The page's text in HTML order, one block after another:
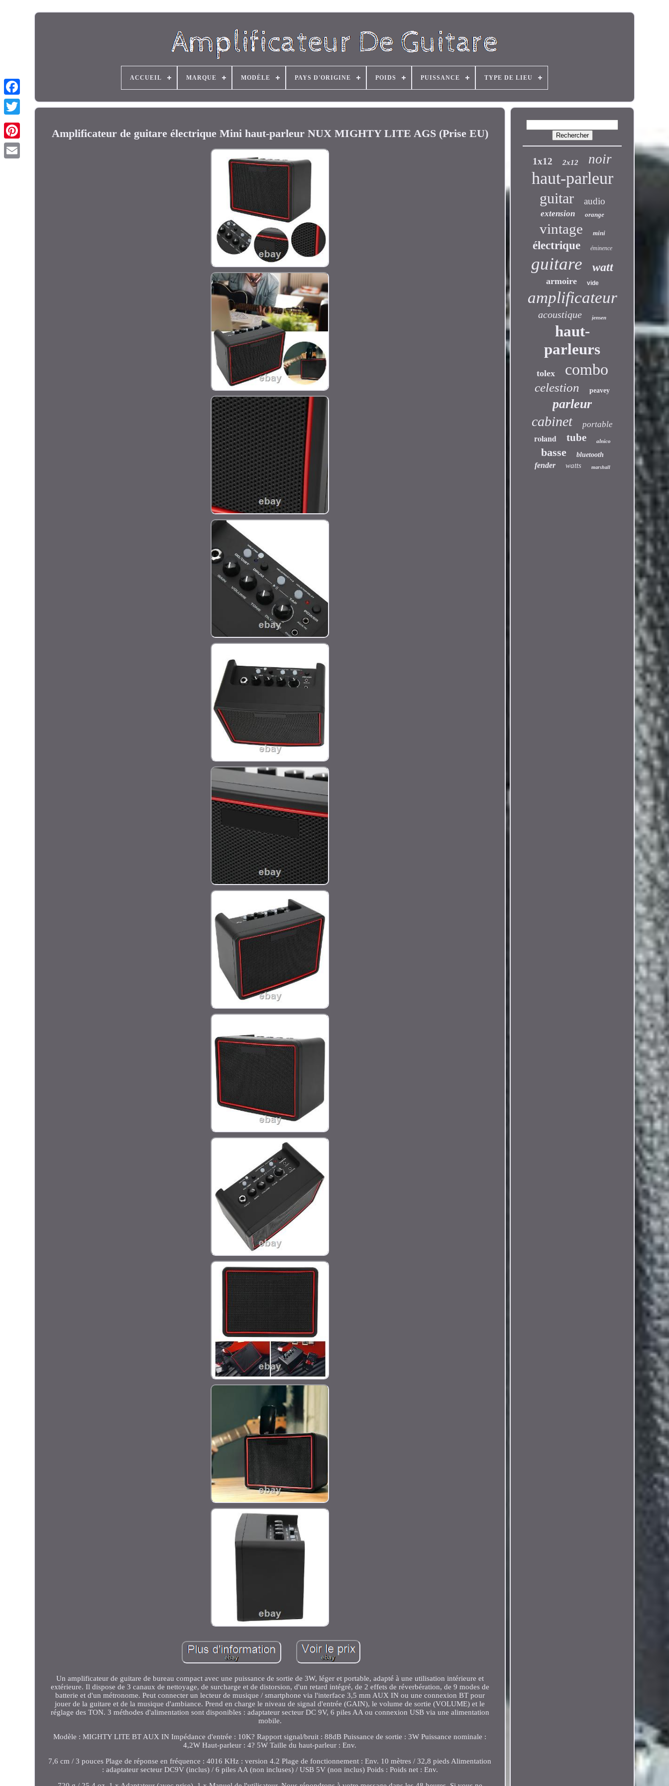
ACCUEIL MARQUE MODÈLE PAYS D'ORIGINE POIDS PUISSANCE TYPE DE LIEU
Amplificateur de guitare électrique Mini haut-parleur NUX MIGHTY LITE AGS (Prise EU)
Un amplificateur de guitare de bureau compact avec une puissance de sortie de 3W, léger et portable, adapté à une utilisation intérieure et
extérieure. Il dispose de 3 canaux de nettoyage, de surcharge et de distorsion, d'un retard intégré, de 2 effets de réverbération, de 9 modes de
batterie et d'un métronome. Peut connecter un lecteur de musique / smartphone via l'interface 3,5 mm AUX IN ou une connexion BT pour
jouer de la guitare et de la musique d'ambiance. Prend en charge le niveau de signal d'entrée (GAIN), le volume de sortie (VOLUME) et le
réglage des TON. 3 méthodes d'alimentation sont disponibles : adaptateur secteur DC 9V, 6 piles AA ou connexion USB via une alimentation
mobile.
Modèle : MIGHTY LITE BT AUX IN Impédance d'entrée : 10K? Rapport signal/bruit : 88dB Puissance de sortie : 3W Puissance nominale :
4,2W Haut-parleur : 4? 5W Taille du haut-parleur : Env.
7,6 cm / 3 pouces Plage de réponse en fréquence : 4016 KHz : version 4.2 Plage de fonctionnement : Env. 10 mètres / 32,8 pieds Alimentation
: adaptateur secteur DC9V (inclus) / 6 piles AA (non incluses) / USB 5V (non inclus) Poids : Poids net : Env.
1x12 2x12 noir
haut-parleur
guitar audio
extension orange
vintage mini
électrique éminence
guitare watt
armoire vide
amplificateur
acoustique jensen
haut-
parleurs
tolex combo
celestion peavey
parleur
cabinet portable
roland tube alnico
basse bluetooth
fender watts marshall